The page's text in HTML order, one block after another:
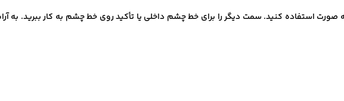
صورت استفاده کنید. سمت دیگر را برای خط چشم داخلی یا تأکید روی خط چشم به کار ببرید. به